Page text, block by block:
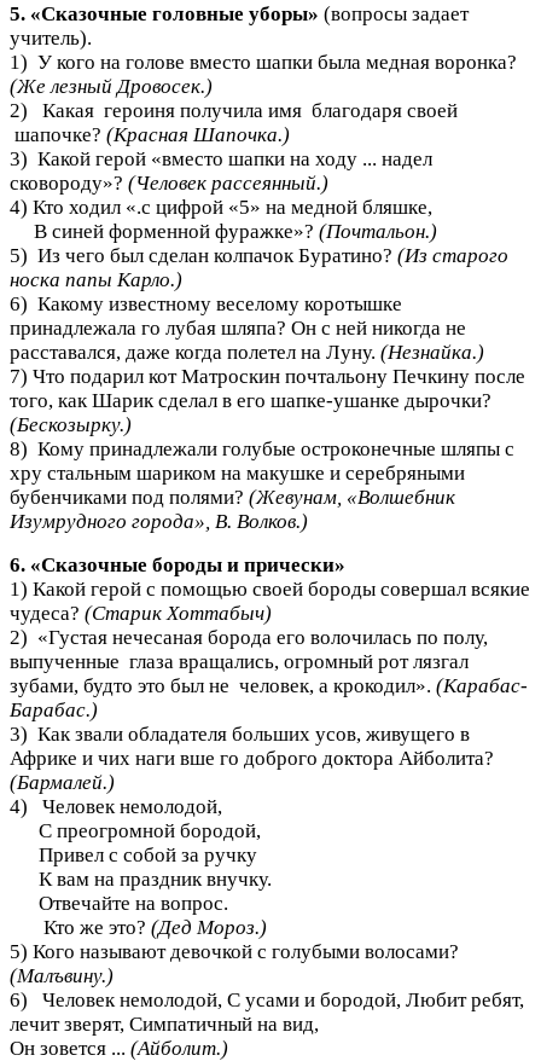
5. «Сказочные головные уборы» (вопросы задает
учитель).
1) У кого на голове вместо шапки была медная воронка?
(Же лезный Дровосек.)
2) Какая героиня получила имя благодаря своей
шапочке? (Красная Шапочка.)
3) Какой герой «вместо шапки на ходу ... надел
сковороду»? (Человек рассеянный.)
4) Кто ходил «.с цифрой «5» на медной бляшке,
В синей форменной фуражке»? (Почтальон.)
5) Из чего был сделан колпачок Буратино? (Из старого
носка папы Карло.)
6) Какому известному веселому коротышке
принадлежала го лубая шляпа? Он с ней никогда не
расставался, даже когда полетел на Луну. (Незнайка.)
7) Что подарил кот Матроскин почтальону Печкину после
того, как Шарик сделал в его шапке-ушанке дырочки?
(Бескозырку.)
8) Кому принадлежали голубые остроконечные шляпы с
хру стальным шариком на макушке и серебряными
бубенчиками под полями? (Жевунам, «Волшебник
Изумрудного города», В. Волков.)
6. «Сказочные бороды и прически»
1) Какой герой с помощью своей бороды совершал всякие
чудеса? (Старик Хоттабыч)
2) «Густая нечесаная борода его волочилась по полу,
выпученные глаза вращались, огромный рот лязгал
зубами, будто это был не человек, а крокодил». (Карабас-
Барабас.)
3) Как звали обладателя больших усов, живущего в
Африке и чих наги вше го доброго доктора Айболита?
(Бармалей.)
4) Человек немолодой,
С преогромной бородой,
Привел с собой за ручку
К вам на праздник внучку.
Отвечайте на вопрос.
Кто же это? (Дед Мороз.)
5) Кого называют девочкой с голубыми волосами?
(Малъвину.)
6) Человек немолодой, С усами и бородой, Любит ребят,
лечит зверят, Симпатичный на вид,
Он зовется ... (Айболит.)